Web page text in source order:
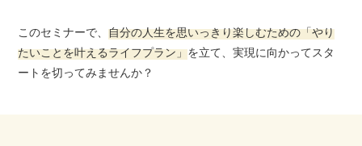
このセミナーで、自分の人生を思いっきり楽しむための「やり
たいことを叶えるライフプラン」を立て、実現に向かってスタ
ートを切ってみませんか？